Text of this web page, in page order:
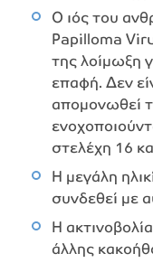
Ο ιός του
Papilloma
της λοίμωξη
επαφή. Δεν
απομονωθεί
στελέχη 16
Η μεγάλη
συνδεθεί με
Η
άλλης